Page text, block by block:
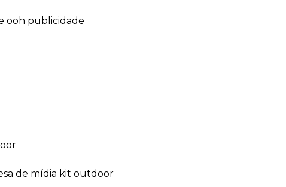
ooh publicidade
de mídia kit outdoor